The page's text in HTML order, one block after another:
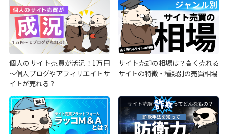
個人のサイト売買が活況！1万円
～個人ブログやアフィリエイトサ
イトが売れる？
サイト売却の相場は？高く売れる
サイトの特徴・種類別の売買相場